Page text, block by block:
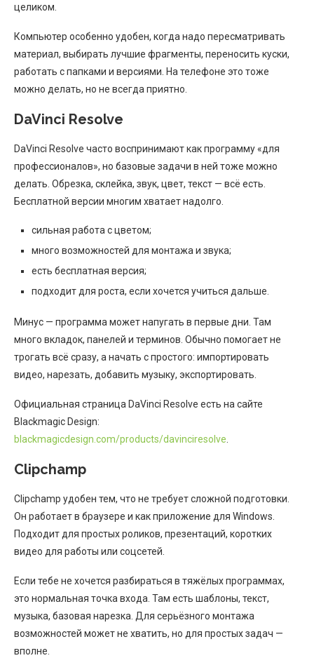
целиком.
Компьютер особенно удобен, когда надо пересматривать
материал, выбирать лучшие фрагменты, переносить куски,
работать с папками и версиями. На телефоне это тоже
можно делать, но не всегда приятно.
DaVinci Resolve
DaVinci Resolve часто воспринимают как программу «для
профессионалов», но базовые задачи в ней тоже можно
делать. Обрезка, склейка, звук, цвет, текст — всё есть.
Бесплатной версии многим хватает надолго.
сильная работа с цветом;
много возможностей для монтажа и звука;
есть бесплатная версия;
подходит для роста, если хочется учиться дальше.
Минус — программа может напугать в первые дни. Там
много вкладок, панелей и терминов. Обычно помогает не
трогать всё сразу, а начать с простого: импортировать
видео, нарезать, добавить музыку, экспортировать.
Официальная страница DaVinci Resolve есть на сайте
Blackmagic Design:
blackmagicdesign.com/products/davinciresolve
Clipchamp
Clipchamp удобен тем, что не требует сложной подготовки.
Он работает в браузере и как приложение для Windows.
Подходит для простых роликов, презентаций, коротких
видео для работы или соцсетей.
Если тебе не хочется разбираться в тяжёлых программах,
это нормальная точка входа. Там есть шаблоны, текст,
музыка, базовая нарезка. Для серьёзного монтажа
возможностей может не хватить, но для простых задач —
вполне.